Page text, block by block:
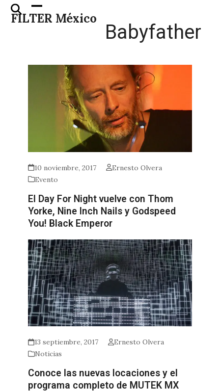
Skip
FILTER México
Open
mobile
Close
mobile
Babyfather
10 noviembre, 2017
Ernesto Olvera
Evento
El Day For Night vuelve con Thom
Yorke, Nine Inch Nails y Godspeed
You! Black Emperor
13 septiembre, 2017
Ernesto Olvera
Noticias
Conoce las nuevas locaciones y el
programa completo de MUTEK MX